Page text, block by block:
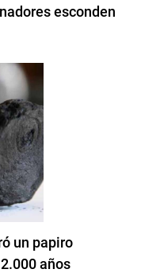
esconden
un papiro
años